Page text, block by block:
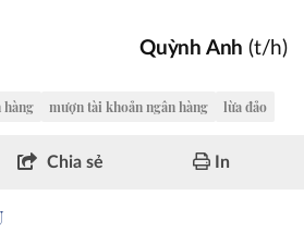
Quỳnh Anh (t/h)
hàng mượn tài khoản ngân hàng lừa đảo
Chia sẻ In